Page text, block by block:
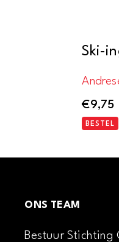
Ski-
€9,75
BESTEL
ONS TEAM
Bestuur Stichting